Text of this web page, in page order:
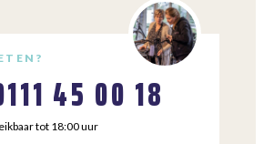
45 00 18
tot 18:00 uur